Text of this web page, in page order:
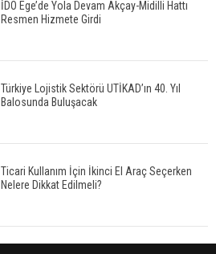
İDO Ege’de Yola Devam Akçay-Midilli Hattı
Resmen Hizmete Girdi
Türkiye Lojistik Sektörü UTİKAD’ın 40. Yıl
Balosunda Buluşacak
Ticari Kullanım İçin İkinci El Araç Seçerken
Nelere Dikkat Edilmeli?